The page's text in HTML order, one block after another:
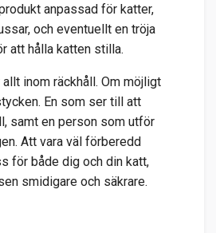
anpassad för katter,
och eventuellt en tröja
att hålla katten stilla.
inom räckhåll. Om möjligt
En som ser till att
samt en person som utför
Att vara väl förberedd
för både dig och din katt,
smidigare och säkrare.